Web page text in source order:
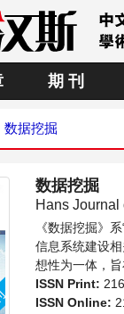
期 刊
数据挖掘
数据挖掘
Hans Journal
《数据挖掘》
信息系统建设
想性为一体，
与发展的交流
ISSN Print:
ISSN Online: